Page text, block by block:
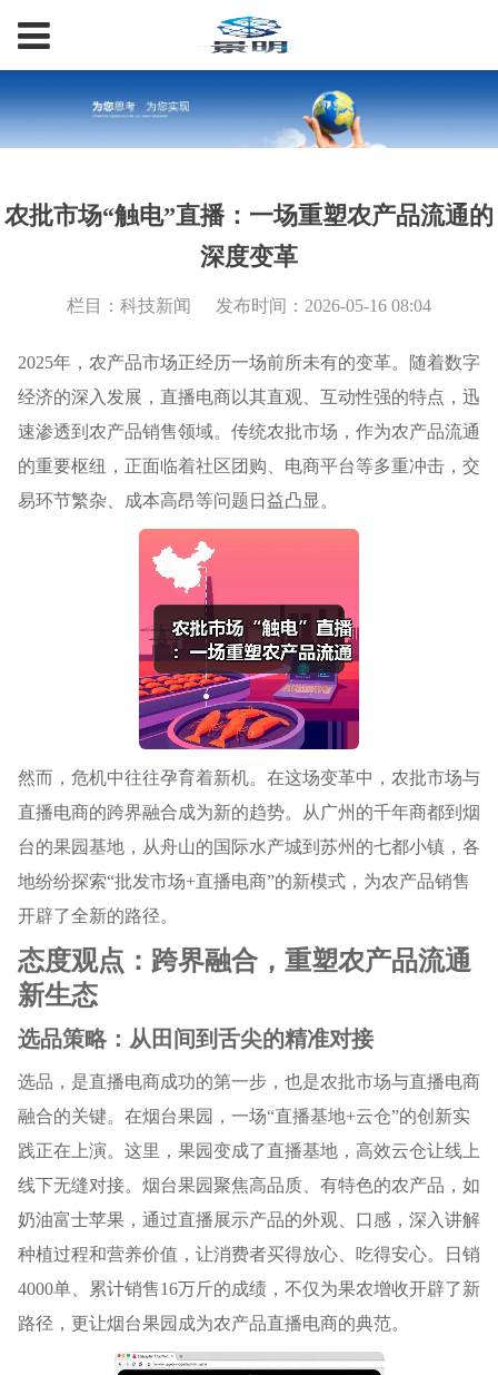
农批市场“触电”直播：一场重塑农产品流通的
深度变革
栏目：科技新闻 发布时间：2026-05-16 08:04
2025年，农产品市场正经历一场前所未有的变革。随着数字
经济的深入发展，直播电商以其直观、互动性强的特点，迅
速渗透到农产品销售领域。传统农批市场，作为农产品流通
的重要枢纽，正面临着社区团购、电商平台等多重冲击，交
易环节繁杂、成本高昂等问题日益凸显。
然而，危机中往往孕育着新机。在这场变革中，农批市场与
直播电商的跨界融合成为新的趋势。从广州的千年商都到烟
台的果园基地，从舟山的国际水产城到苏州的七都小镇，各
地纷纷探索“批发市场+直播电商”的新模式，为农产品销售
开辟了全新的路径。
态度观点：跨界融合，重塑农产品流通
新生态
选品策略：从田间到舌尖的精准对接
选品，是直播电商成功的第一步，也是农批市场与直播电商
融合的关键。在烟台果园，一场“直播基地+云仓”的创新实
践正在上演。这里，果园变成了直播基地，高效云仓让线上
线下无缝对接。烟台果园聚焦高品质、有特色的农产品，如
奶油富士苹果，通过直播展示产品的外观、口感，深入讲解
种植过程和营养价值，让消费者买得放心、吃得安心。日销
4000单、累计销售16万斤的成绩，不仅为果农增收开辟了新
路径，更让烟台果园成为农产品直播电商的典范。